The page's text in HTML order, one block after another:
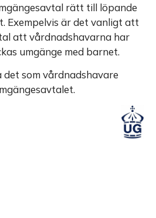
rätt till löpande
Exempelvis är det vanligt att
att vårdnadshavarna har
umgänge med barnet.
som vårdnadshavare